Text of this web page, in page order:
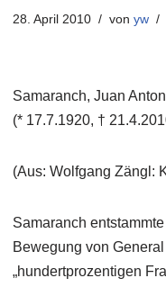
28. April 2010 von yw
Samaranch, Juan
(* 17.7.1920, †
(Aus: Wolfgang Zängl:
Samaranch
Bewegung von
„hundertprozentigen